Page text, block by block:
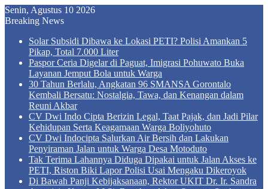
Senin, Agustus 10 2026
Breaking News
Solar Subsidi Dibawa ke Lokasi PETI? Polisi Amankan 5
Pikap, Total 7.000 Liter
Paspor Ceria Digelar di Paguat, Imigrasi Pohuwato Buka
Layanan Jemput Bola untuk Warga
30 Tahun Berlalu, Angkatan 96 SMANSA Gorontalo
Kembali Bersatu: Nostalgia, Tawa, dan Kenangan dalam
Reuni Akbar
CV Dwi Indo Cipta Berizin Legal, Taat Pajak, dan Jadi Pilar
Kehidupan Serta Keagamaan Warga Boliyohuto
CV Dwi Indocipta Salurkan Air Bersih dan Lakukan
Penyiraman Jalan untuk Warga Desa Motoduto
Tak Terima Lahannya Diduga Dipakai untuk Jalan Akses ke
PETI, Riston Biki Lapor Polisi Usai Mengaku Dikeroyok
Di Bawah Panji Kebijaksanaan, Rektor UKIT Dr. Ir. Sandra